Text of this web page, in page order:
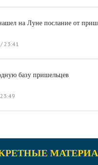
на Луне послание от
23:41
базу пришельцев